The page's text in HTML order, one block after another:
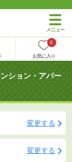
0
お気に入り
ション・アパー
変更する
変更する